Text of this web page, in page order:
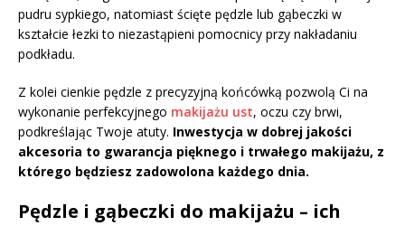
pudru sypkiego, natomiast ścięte pędzle lub gąbeczki w
kształcie łezki to niezastąpieni pomocnicy przy nakładaniu
podkładu.
Z kolei cienkie pędzle z precyzyjną końcówką pozwolą Ci na
wykonanie perfekcyjnego makijażu ust, oczu czy brwi,
podkreślając Twoje atuty. Inwestycja w dobrej jakości
akcesoria to gwarancja pięknego i trwałego makijażu, z
którego będziesz zadowolona każdego dnia.
Pędzle i gąbeczki do makijażu – ich